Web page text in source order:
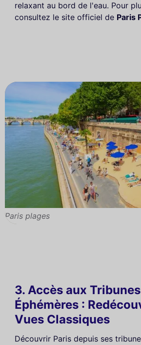
relaxant au bord de l'eau. Pour
consultez le site officiel de Paris
Paris plages
3. Accès aux Tribunes
Éphémères :
Vues Classiques
Découvrir Paris depuis ses